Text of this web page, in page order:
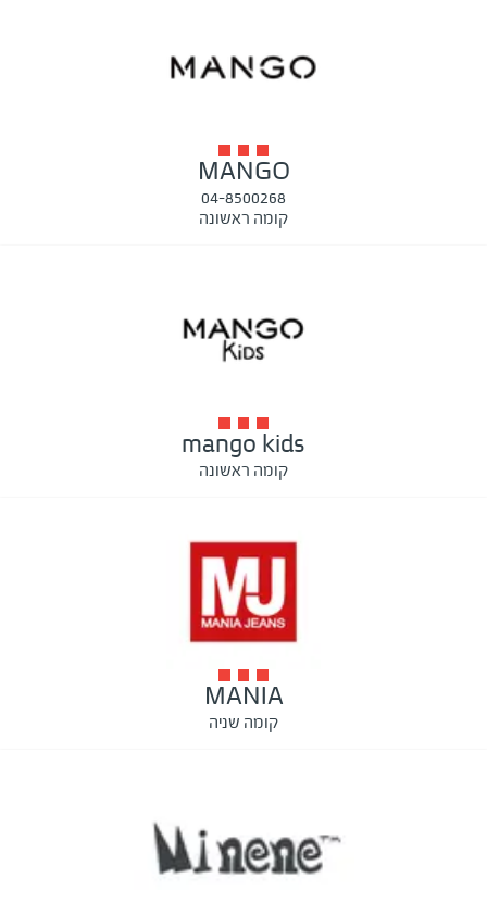
MANGO
04-8500268
קומה ראשונה
mango kids
קומה ראשונה
MANIA
קומה שניה